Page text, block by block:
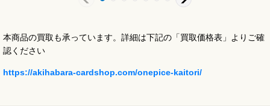
本商品の買取も承っています。詳細は下記の「買取価格表」よりご確
認ください
https://akihabara-cardshop.com/onepice-kaitori/